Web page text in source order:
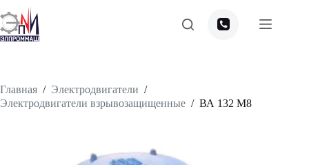
Перейти
к
сути
Главная / Электродвигатели /
Электродвигатели взрывозащищенные / ВА 132 М8